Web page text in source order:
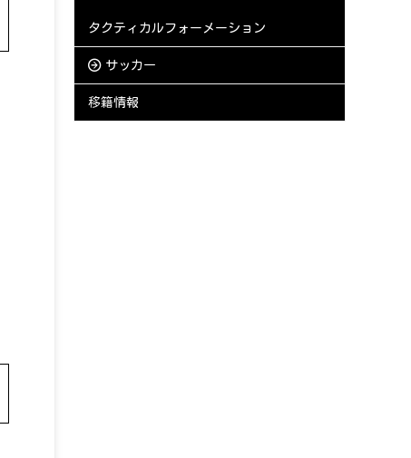
タクティカルフォーメーション
サッカー
移籍情報